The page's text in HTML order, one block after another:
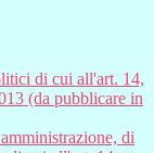
di cui all'art. 14,
(da pubblicare in
di